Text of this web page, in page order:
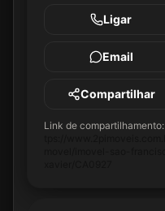
Ligar
Email
Compartilhar
Link de compartilhamento: